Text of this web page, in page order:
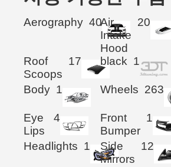
Aerography 40Air
Intake
Hood
20
Roof
Scoops
17 black 1
Body 1 Wheels 263
Eye
Lips
4
Front
Bumper
1
Headlights 1
Side
Mirrors
12